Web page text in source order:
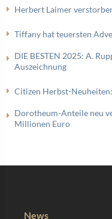
Herbert Laimer
Tiffany hat teuersten
DIE BESTEN 2025: A.
Auszeichnung
Citizen Herbst-
Dorotheum-Anteile neu
Millionen Euro
News